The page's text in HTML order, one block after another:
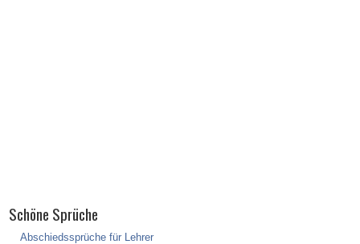
Schöne Sprüche
Abschiedssprüche für Lehrer